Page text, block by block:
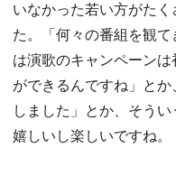
いなかった若い方がた
た。「何々の番組を観
は演歌のキャンペーン
ができるんですね」と
しました」とか、そう
嬉しいし楽しいですね。